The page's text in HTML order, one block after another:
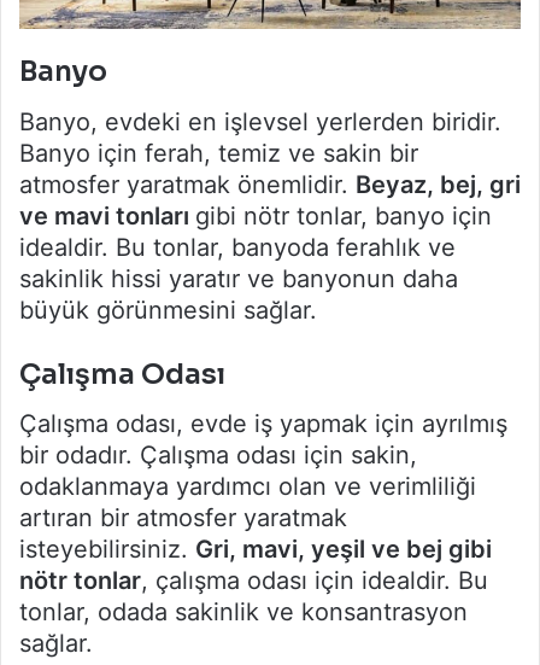
Banyo
Banyo, evdeki en işlevsel yerlerden biridir.
Banyo için ferah, temiz ve sakin bir
atmosfer yaratmak önemlidir. Beyaz, bej, gri
ve mavi tonları gibi nötr tonlar, banyo için
idealdir. Bu tonlar, banyoda ferahlık ve
sakinlik hissi yaratır ve banyonun daha
büyük görünmesini sağlar.
Çalışma Odası
Çalışma odası, evde iş yapmak için ayrılmış
bir odadır. Çalışma odası için sakin,
odaklanmaya yardımcı olan ve verimliliği
artıran bir atmosfer yaratmak
isteyebilirsiniz. Gri, mavi, yeşil ve bej gibi
nötr tonlar, çalışma odası için idealdir. Bu
tonlar, odada sakinlik ve konsantrasyon
sağlar.